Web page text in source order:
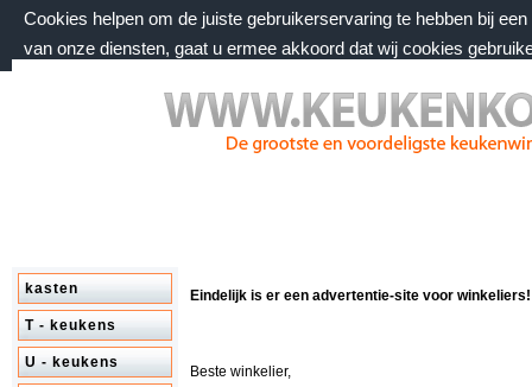
Cookies helpen om de juiste gebruikerservaring te hebben bij
van onze diensten, gaat u ermee akkoord dat wij cookies
zaterdag 8 augustus 2026, 08:54 uur
Welkom bij keukenkorting.nl
kasten
T - keukens
U - keukens
Eindelijk is er een advertentie-site voor
Beste winkelier,